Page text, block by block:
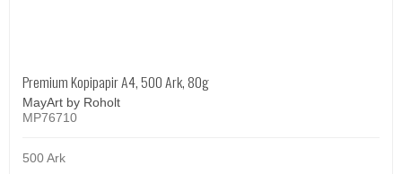
Premium Kopipapir A4, 500 Ark, 80g
MayArt by Roholt
MP76710
500 Ark